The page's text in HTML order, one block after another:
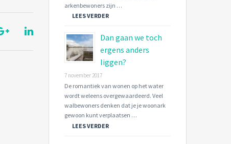
arkenbewoners zijn …
LEES VERDER
Dan gaan we toch
ergens anders
liggen?
7 november 2017
De romantiek van wonen op het water
wordt weleens overgewaardeerd. Veel
walbewoners denken dat je je woonark
gewoon kunt verplaatsen …
LEES VERDER